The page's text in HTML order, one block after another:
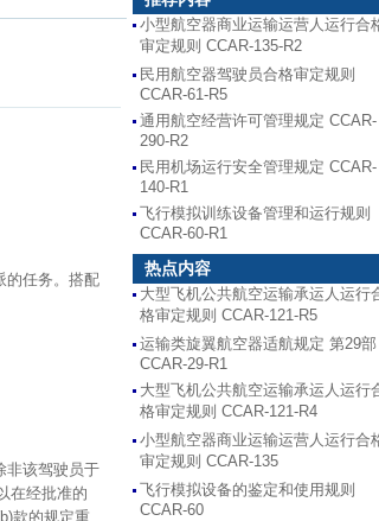
的任务。搭配
非该驾驶员于
在经批准的
款的规定重
小型航空器商业运输运营人运行合
审定规则 CCAR-135-R2
民用航空器驾驶员合格审定规则
CCAR-61-R5
通用航空经营许可管理规定 CCAR-
290-R2
民用机场运行安全管理规定 CCAR-
140-R1
飞行模拟训练设备管理和运行规则
CCAR-60-R1
热点内容
大型飞机公共航空运输承运人运行
格审定规则 CCAR-121-R5
运输类旋翼航空器适航规定 第29部
CCAR-29-R1
大型飞机公共航空运输承运人运行
格审定规则 CCAR-121-R4
小型航空器商业运输运营人运行合
审定规则 CCAR-135
飞行模拟设备的鉴定和使用规则
CCAR-60